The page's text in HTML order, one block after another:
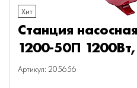
Хит
Станция
1200-50П
Артикул: 205656